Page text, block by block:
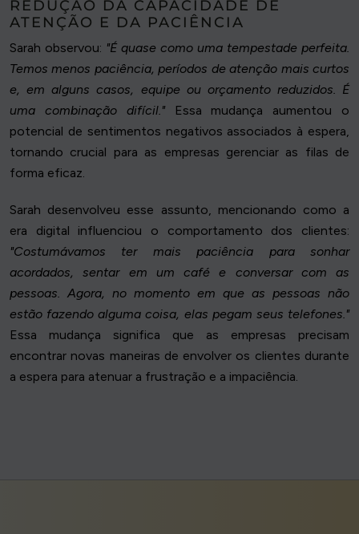
REDUÇÃO DA CAPACIDADE DE
ATENÇÃO E DA PACIÊNCIA
Sarah observou: "É quase como uma tempestade perfeita.
Temos menos paciência, períodos de atenção mais curtos
e, em alguns casos, equipe ou orçamento reduzidos. É
uma combinação difícil."Essa mudança aumentou o
potencial de sentimentos negativos associados à espera,
tornando crucial para as empresas gerenciar as filas de
forma eficaz.
Sarah desenvolveu esse assunto, mencionando como a
era digital influenciou o comportamento dos clientes:
"Costumávamos ter mais paciência para sonhar
acordados, sentar em um café e conversar com as
pessoas. Agora, no momento em que as pessoas não
estão fazendo alguma coisa, elas pegam seus telefones."
Essa mudança significa que as empresas precisam
encontrar novas maneiras de envolver os clientes durante
a espera para atenuar a frustração e a impaciência.